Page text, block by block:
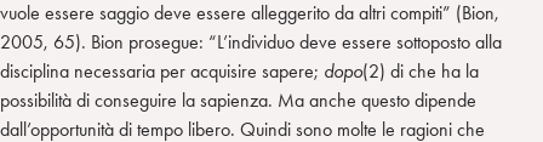
vuole essere saggio deve essere alleggerito da altri compiti” (Bion,
2005, 65). Bion prosegue: “L’individuo deve essere sottoposto alla
disciplina necessaria per acquisire sapere; dopo(2) di che ha la
possibilità di conseguire la sapienza. Ma anche questo dipende
dall’opportunità di tempo libero. Quindi sono molte le ragioni che